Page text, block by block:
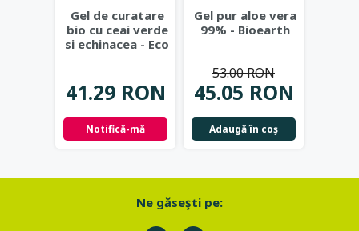
Gel de curatare
bio cu ceai verde
si echinacea - Eco
41.29 RON
Notifică-mă
Gel pur aloe vera
99% - Bioearth
45.05 RON
53.00 RON
Adaugă în coş
Ne găseşti pe: